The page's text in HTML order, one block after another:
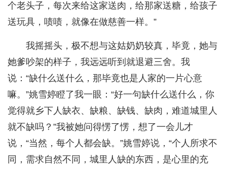
个老头子，每次来给这家送肉，给那家送糖，给孩子
送玩具，啧啧，就像在做慈善一样。”
我摇摇头，极不想与这姑奶奶较真，毕竟，她与
她爹吵架的样子，我远远听到就退避三舍。我
说：“缺什么送什么，那毕竟也是人家的一片心意
嘛。”姚雪婷瞪了我一眼：“好一句缺什么送什么，你
觉得就乡下人缺衣、缺粮、缺钱、缺肉，难道城里人
就不缺吗？”我被她问得愣了愣，想了一会儿才
说，“当然，每个人都会缺。”姚雪婷说，“个人所求不
同，需求自然不同，城里人缺的东西，是心里的充